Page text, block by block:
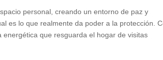
personal, creando un entorno de paz y
es lo que realmente da poder a la protección.
que resguarda el hogar de visitas